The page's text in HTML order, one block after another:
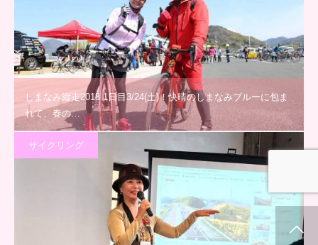
しまなみ縦走2018 1日目3/24(土)！快晴のしまなみブルーに包ま
れて、春の…
サイクリング
新着情報 シェア お問合せ